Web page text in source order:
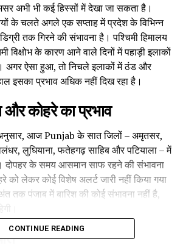
अभी भी कई हिस्सों में देखा जा सकता है।
के चलते अगले एक सप्ताह में प्रदेश के विभिन्न
तक गिरने की संभावना है। पश्चिमी हिमालय
विक्षोभ के कारण आने वाले दिनों में पहाड़ी इलाकों
अगर ऐसा हुआ, तो निचले इलाकों में ठंड और
इसका प्रभाव अधिक नहीं दिख रहा है।
और कोहरे का प्रभाव
आज Punjab के सात जिलों – अमृतसर,
लुधियाना, फतेहगढ़ साहिब और पटियाला – में
दोपहर के समय आसमान साफ रहने की संभावना
को लेकर कोई विशेष अलर्ट जारी नहीं किया गया
तक पंजाब में बारिश की कोई संभावना नहीं है,
CONTINUE READING